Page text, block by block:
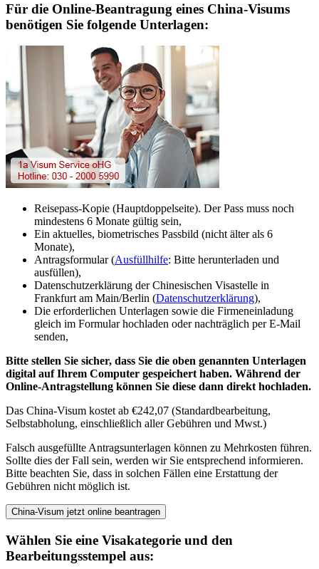
Für die Online-Beantragung eines China-Visums
benötigen Sie folgende Unterlagen:
Reisepass-Kopie (Hauptdoppelseite). Der Pass muss noch
mindestens 6 Monate gültig sein,
Ein aktuelles, biometrisches Passbild (nicht älter als 6
Monate),
Antragsformular (Ausfüllhilfe: Bitte herunterladen und
ausfüllen),
Datenschutzerklärung der Chinesischen Visastelle in
Frankfurt am Main/Berlin (Datenschutzerklärung),
Die erforderlichen Unterlagen sowie die Firmeneinladung
gleich im Formular hochladen oder nachträglich per E-Mail
senden,
Bitte stellen Sie sicher, dass Sie die oben genannten Unterlagen
digital auf Ihrem Computer gespeichert haben. Während der
Online-Antragstellung können Sie diese dann direkt hochladen.
Das China-Visum kostet ab €242,07 (Standardbearbeitung,
Selbstabholung, einschließlich aller Gebühren und Mwst.)
Falsch ausgefüllte Antragsunterlagen können zu Mehrkosten führen.
Sollte dies der Fall sein, werden wir Sie entsprechend informieren.
Bitte beachten Sie, dass in solchen Fällen eine Erstattung der
Gebühren nicht möglich ist.
Wählen Sie eine Visakategorie und den
Bearbeitungsstempel aus: